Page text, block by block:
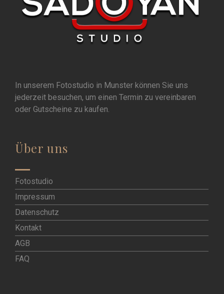
In unserem Fotostudio in Munster können Sie uns
jederzeit besuchen, um einen Termin zu vereinbaren
oder Gutscheine zu kaufen.
Über uns
Fotostudio
Impressum
Datenschutz
Kontakt
AGB
FAQ